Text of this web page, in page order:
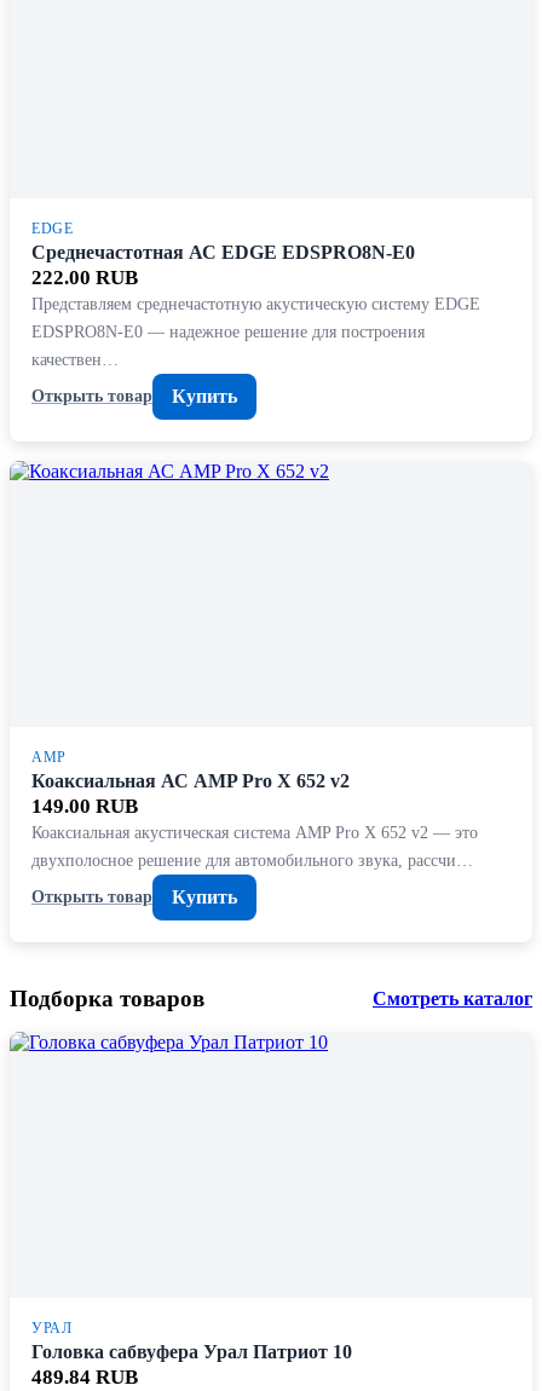
EDGE
Среднечастотная АС EDGE EDSPRO8N-E0
222.00 RUB
Представляем среднечастотную акустическую систему EDGE
EDSPRO8N-E0 — надежное решение для построения
качествен…
Открыть товар
Купить
AMP
Коаксиальная АС AMP Pro X 652 v2
149.00 RUB
Коаксиальная акустическая система AMP Pro X 652 v2 — это
двухполосное решение для автомобильного звука, рассчи…
Открыть товар
Купить
Подборка товаров Смотреть каталог
УРАЛ
Головка сабвуфера Урал Патриот 10
489.84 RUB